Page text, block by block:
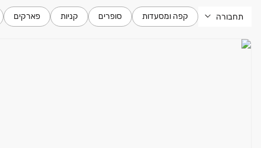
תחבורה קפה ומסעדות סופרים קניות פארקים